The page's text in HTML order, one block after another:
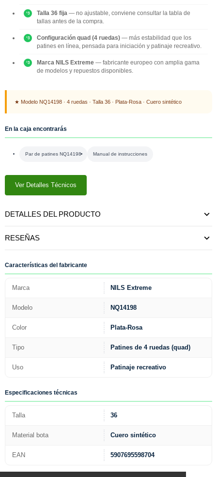
Talla 36 fija — no ajustable, conviene consultar la tabla de
tallas antes de la compra.
Configuración quad (4 ruedas) — más estabilidad que los
patines en línea, pensada para iniciación y patinaje recreativo.
Marca NILS Extreme — fabricante europeo con amplia gama
de modelos y repuestos disponibles.
★ Modelo NQ14198 · 4 ruedas · Talla 36 · Plata-Rosa · Cuero sintético
En la caja encontrarás
Par de patines NQ14198 Manual de instrucciones
Ver Detalles Técnicos
DETALLES DEL PRODUCTO
RESEÑAS
Características del fabricante
Marca NILS Extreme
Modelo NQ14198
Color Plata-Rosa
Tipo Patines de 4 ruedas (quad)
Uso Patinaje recreativo
Especificaciones técnicas
Talla 36
Material bota Cuero sintético
EAN 5907695598704